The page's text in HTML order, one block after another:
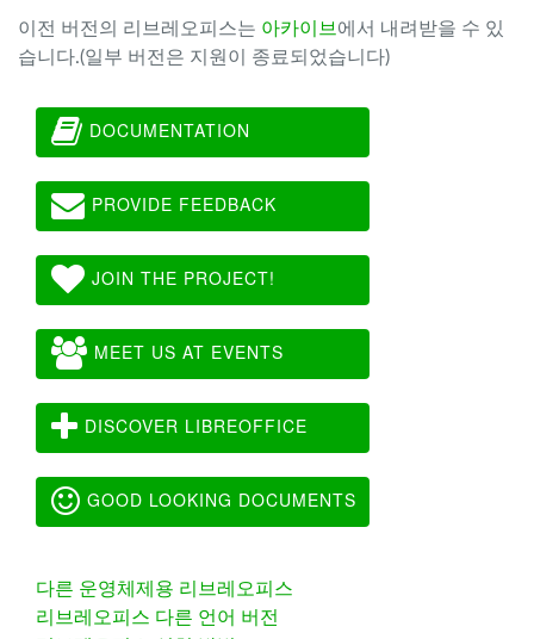
이전 버전의 리브레오피스는 아카이브 에서 내려받을 수 있
습니다.(일부 버전은 지원이 종료되었습니다)
DOCUMENTATION
PROVIDE FEEDBACK
JOIN THE PROJECT!
MEET US AT EVENTS
DISCOVER LIBREOFFICE
GOOD LOOKING DOCUMENTS
다른 운영체제용 리브레오피스
리브레오피스 다른 언어 버전